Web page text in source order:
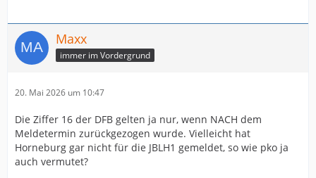
Maxx
immer im Vordergrund
20. Mai 2026 um 10:47
Die Ziffer 16 der DFB gelten ja nur, wenn NACH dem
Meldetermin zurückgezogen wurde. Vielleicht hat
Horneburg gar nicht für die JBLH1 gemeldet, so wie pko ja
auch vermutet?